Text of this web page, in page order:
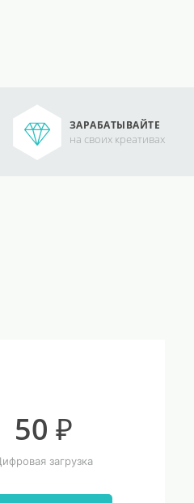
ЗАРАБАТЫВАЙТЕ
на своих креативах
50 ₽
загрузка